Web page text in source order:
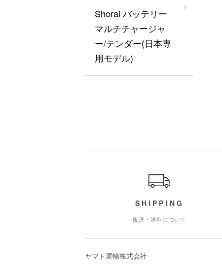
Shorai バッテリー
マルチチャージャ
ー/テンダー(日本専
用モデル)
SHIPPING
配送・送料について
ヤマト運輸株式会社